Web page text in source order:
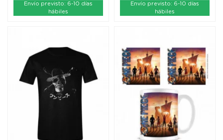
Envío previsto: 6-10 días
hábiles
Envío previsto: 6-10 días
hábiles